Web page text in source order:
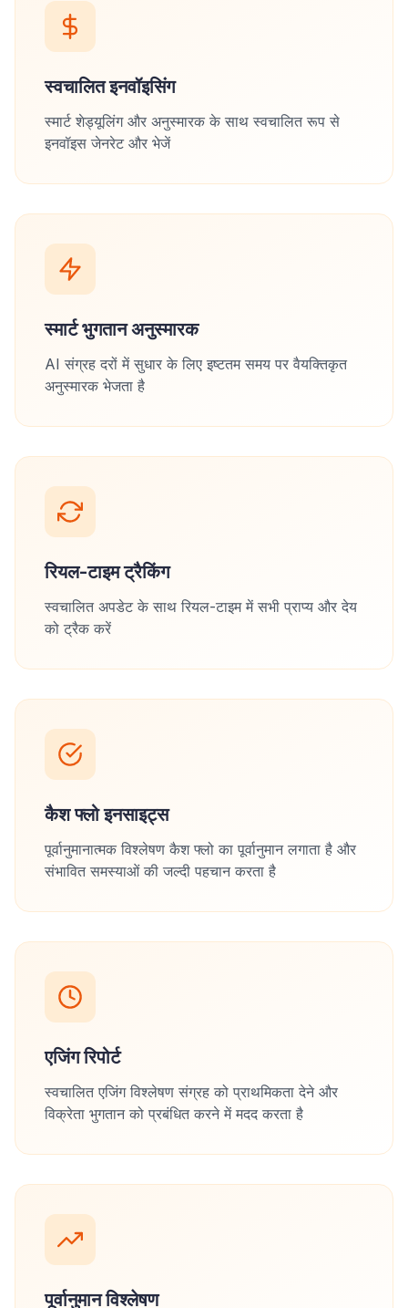
स्वचालित इनवॉइसिंग
स्मार्ट शेड्यूलिंग और अनुस्मारक के साथ स्वचालित रूप से
इनवॉइस जेनरेट और भेजें
स्मार्ट भुगतान अनुस्मारक
AI संग्रह दरों में सुधार के लिए इष्टतम समय पर वैयक्तिकृत
अनुस्मारक भेजता है
रियल-टाइम ट्रैकिंग
स्वचालित अपडेट के साथ रियल-टाइम में सभी प्राप्य और देय
को ट्रैक करें
कैश फ्लो इनसाइट्स
पूर्वानुमानात्मक विश्लेषण कैश फ्लो का पूर्वानुमान लगाता है और
संभावित समस्याओं की जल्दी पहचान करता है
एजिंग रिपोर्ट
स्वचालित एजिंग विश्लेषण संग्रह को प्राथमिकता देने और
विक्रेता भुगतान को प्रबंधित करने में मदद करता है
पूर्वानुमान विश्लेषण